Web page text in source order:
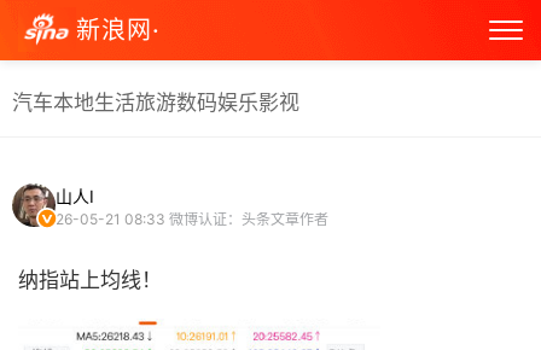
新浪网·
汽车本地生活旅游数码娱乐影视
山人I
26-05-21 08:33 微博认证：头条文章作者
纳指站上均线！ ​